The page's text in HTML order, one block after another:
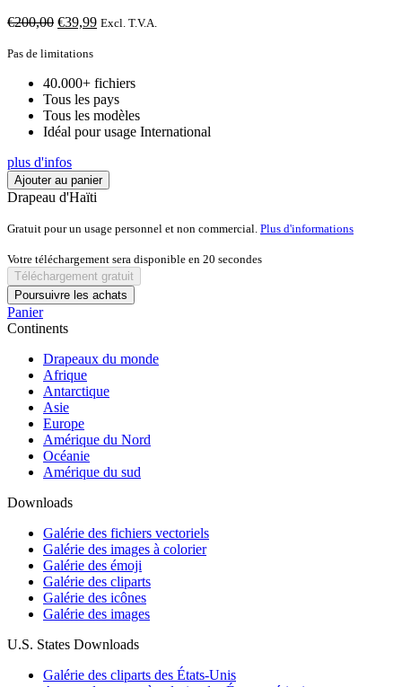
€200,00 Le
initial
€200,00.
€39,99Le
€39,99.
Excl. T.V.A.
Pas de limitations
40.000+ fichiers
Tous les pays
Tous les modèles
Idéal pour usage International
plus d'infos
Ajouter au panier
Drapeau d'Haïti
Gratuit pour un usage personnel et non commercial. Plus d'informations
Votre téléchargement sera disponible en 20 secondes
Téléchargement gratuit
Poursuivre les achats
Panier
Continents
Drapeaux du monde
Afrique
Antarctique
Asie
Europe
Amérique du Nord
Océanie
Amérique du sud
Downloads
Galérie des fichiers vectoriels
Galérie des images à colorier
Galérie des émoji
Galérie des cliparts
Galérie des icônes
Galérie des images
U.S. States Downloads
Galérie des cliparts des États-Unis